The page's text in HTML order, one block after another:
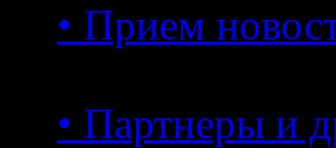
• Прием
• Партнеры и